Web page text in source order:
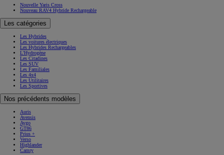
Nouvelle Yaris Cross
Nouveau RAV4 Hybride Rechargeable
Les catégories
Les Hybrides
Les voitures électriques
Les Hybrides Rechargeables
L'Hydrogène
Les Citadines
Les SUV
Les Familiales
Les 4x4
Les Utilitaires
Les Sportives
Nos précédents modèles
Auris
Avensis
Aygo
GT86
Prius +
Verso
Highlander
Camry